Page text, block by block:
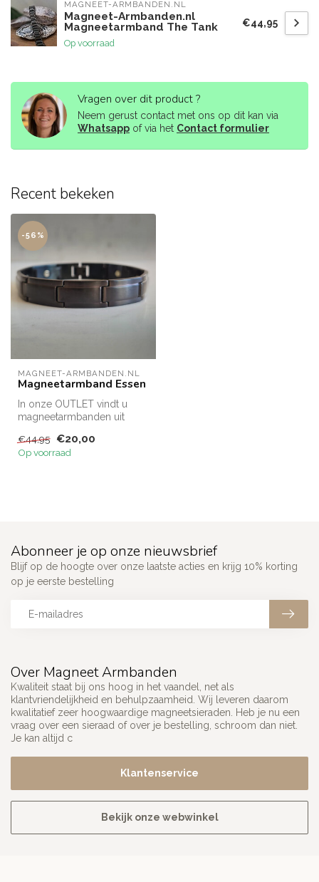
MAGNEET-ARMBANDEN.NL
Magneet-Armbanden.nl
Magneetarmband The Tank
Op voorraad
€44,95
Vragen over dit product ?
Neem gerust contact met ons op dit kan via
Whatsapp of via het Contact formulier
Recent bekeken
-56%
MAGNEET-ARMBANDEN.NL
Magneetarmband Essen
In onze OUTLET vindt u
magneetarmbanden uit
gereduceerd t...
€44,95 €20,00
Op voorraad
Over Magneet Armbanden
Kwaliteit staat bij ons hoog in het vaandel, net als
klantvriendelijkheid en behulpzaamheid. Wij leveren daarom
kwalitatief zeer hoogwaardige magneetsieraden. Heb je nu een
vraag over een sieraad of over je bestelling, schroom dan niet.
Je kan altijd c
Klantenservice
Bekijk onze webwinkel
Abonneer je op onze nieuwsbrief
Blijf op de hoogte over onze laatste acties en krijg 10% korting
op je eerste bestelling